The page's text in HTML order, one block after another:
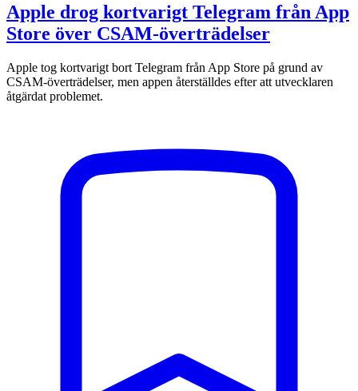
Apple drog kortvarigt Telegram från App
Store över CSAM-överträdelser
Apple tog kortvarigt bort Telegram från App Store på grund av
CSAM-överträdelser, men appen återställdes efter att utvecklaren
åtgärdat problemet.